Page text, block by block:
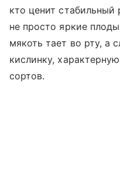
кто ценит стабильный
не просто яркие
мякоть тает во рту, а
кислинку,
сортов.